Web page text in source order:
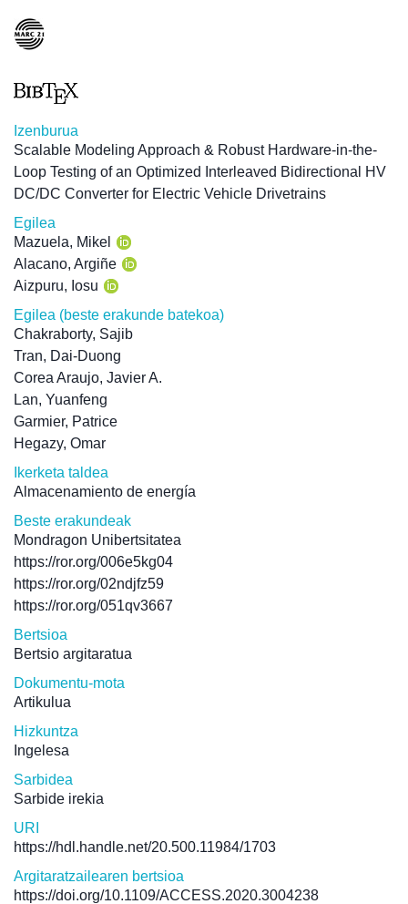
Izenburua
Scalable Modeling Approach & Robust Hardware-in-the-
Loop Testing of an Optimized Interleaved Bidirectional HV
DC/DC Converter for Electric Vehicle Drivetrains
Egilea
Mazuela, Mikel
Alacano, Argiñe
Aizpuru, Iosu
Egilea (beste erakunde batekoa)
Chakraborty, Sajib
Tran, Dai-Duong
Corea Araujo, Javier A.
Lan, Yuanfeng
Garmier, Patrice
Hegazy, Omar
Ikerketa taldea
Almacenamiento de energía
Beste erakundeak
Mondragon Unibertsitatea
https://ror.org/006e5kg04
https://ror.org/02ndjfz59
https://ror.org/051qv3667
Bertsioa
Bertsio argitaratua
Dokumentu-mota
Artikulua
Hizkuntza
Ingelesa
Sarbidea
Sarbide irekia
URI
https://hdl.handle.net/20.500.11984/1703
Argitaratzailearen bertsioa
https://doi.org/10.1109/ACCESS.2020.3004238